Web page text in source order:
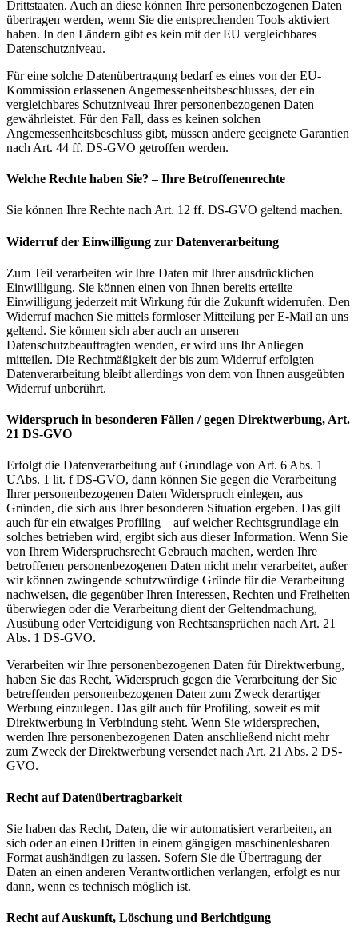
Drittstaaten. Auch an diese können Ihre personenbezogenen Daten
übertragen werden, wenn Sie die entsprechenden Tools aktiviert
haben. In den Ländern gibt es kein mit der EU vergleichbares
Datenschutzniveau.
Für eine solche Datenübertragung bedarf es eines von der EU-
Kommission erlassenen Angemessenheitsbeschlusses, der ein
vergleichbares Schutzniveau Ihrer personenbezogenen Daten
gewährleistet. Für den Fall, dass es keinen solchen
Angemessenheitsbeschluss gibt, müssen andere geeignete Garantien
nach Art. 44 ff. DS-GVO getroffen werden.
Welche Rechte haben Sie? – Ihre Betroffenenrechte
Sie können Ihre Rechte nach Art. 12 ff. DS-GVO geltend machen.
Widerruf der Einwilligung zur Datenverarbeitung
Zum Teil verarbeiten wir Ihre Daten mit Ihrer ausdrücklichen
Einwilligung. Sie können einen von Ihnen bereits erteilte
Einwilligung jederzeit mit Wirkung für die Zukunft widerrufen. Den
Widerruf machen Sie mittels formloser Mitteilung per E-Mail an uns
geltend. Sie können sich aber auch an unseren
Datenschutzbeauftragten wenden, er wird uns Ihr Anliegen
mitteilen. Die Rechtmäßigkeit der bis zum Widerruf erfolgten
Datenverarbeitung bleibt allerdings von dem von Ihnen ausgeübten
Widerruf unberührt.
Widerspruch in besonderen Fällen / gegen Direktwerbung, Art.
21 DS-GVO
Erfolgt die Datenverarbeitung auf Grundlage von Art. 6 Abs. 1
UAbs. 1 lit. f DS-GVO, dann können Sie gegen die Verarbeitung
Ihrer personenbezogenen Daten Widerspruch einlegen, aus
Gründen, die sich aus Ihrer besonderen Situation ergeben. Das gilt
auch für ein etwaiges Profiling – auf welcher Rechtsgrundlage ein
solches betrieben wird, ergibt sich aus dieser Information. Wenn Sie
von Ihrem Widerspruchsrecht Gebrauch machen, werden Ihre
betroffenen personenbezogenen Daten nicht mehr verarbeitet, außer
wir können zwingende schutzwürdige Gründe für die Verarbeitung
nachweisen, die gegenüber Ihren Interessen, Rechten und Freiheiten
überwiegen oder die Verarbeitung dient der Geltendmachung,
Ausübung oder Verteidigung von Rechtsansprüchen nach Art. 21
Abs. 1 DS-GVO.
Verarbeiten wir Ihre personenbezogenen Daten für Direktwerbung,
haben Sie das Recht, Widerspruch gegen die Verarbeitung der Sie
betreffenden personenbezogenen Daten zum Zweck derartiger
Werbung einzulegen. Das gilt auch für Profiling, soweit es mit
Direktwerbung in Verbindung steht. Wenn Sie widersprechen,
werden Ihre personenbezogenen Daten anschließend nicht mehr
zum Zweck der Direktwerbung versendet nach Art. 21 Abs. 2 DS-
GVO.
Recht auf Datenübertragbarkeit
Sie haben das Recht, Daten, die wir automatisiert verarbeiten, an
sich oder an einen Dritten in einem gängigen maschinenlesbaren
Format aushändigen zu lassen. Sofern Sie die Übertragung der
Daten an einen anderen Verantwortlichen verlangen, erfolgt es nur
dann, wenn es technisch möglich ist.
Recht auf Auskunft, Löschung und Berichtigung